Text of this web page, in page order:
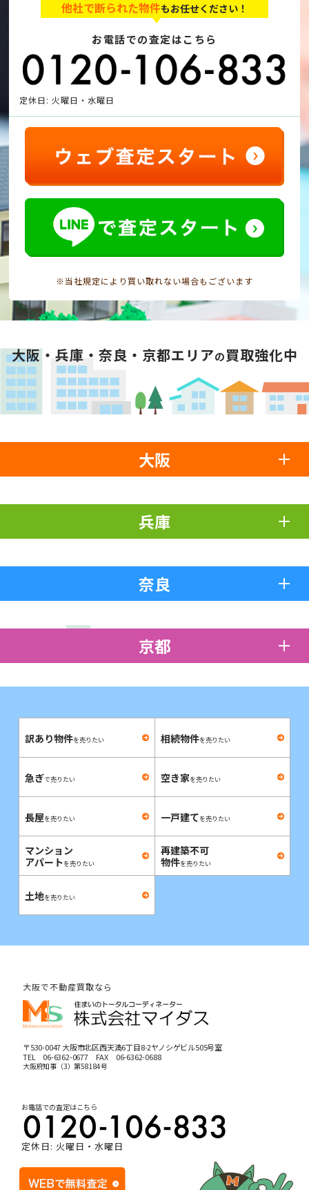
他社で断られた物件もお任せください！
お電話での査定はこちら
定休日: 火曜日・水曜日
※当社規定により買い取れない場合もございます
大阪・兵庫・奈良・京都エリアの買取強化中
大阪
兵庫
奈良
京都
訳あり物件を売りたい 相続物件を売りたい
急ぎで売りたい 空き家を売りたい
長屋を売りたい 一戸建てを売りたい
マンション
アパートを売りたい
再建築不可
物件を売りたい
土地を売りたい
大阪で不動産買取なら
〒530-0047 大阪市北区西天満6丁目8-2ヤノシゲビル505号室
TEL 06-6362-0677FAX 06-6362-0688
大阪府知事（3）第58184号
お電話での査定はこちら
定休日: 火曜日・水曜日